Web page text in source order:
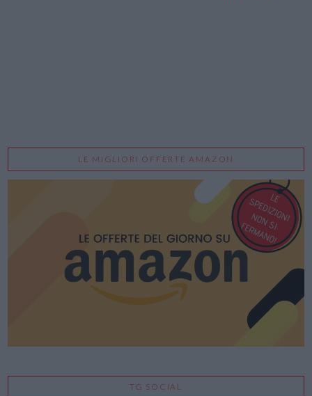
LE MIGLIORI OFFERTE AMAZON
TG SOCIAL